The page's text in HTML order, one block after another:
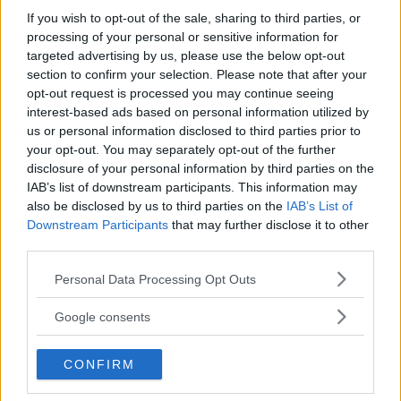
If you wish to opt-out of the sale, sharing to third parties, or
processing of your personal or sensitive information for
targeted advertising by us, please use the below opt-out
section to confirm your selection. Please note that after your
opt-out request is processed you may continue seeing
interest-based ads based on personal information utilized by
us or personal information disclosed to third parties prior to
your opt-out. You may separately opt-out of the further
disclosure of your personal information by third parties on the
IAB’s list of downstream participants. This information may
also be disclosed by us to third parties on the IAB’s List of
Downstream Participants that may further disclose it to other
Please note that this website/app uses one or more Google
not limited to your visit or usage behaviour. You may click to
use your data for below specified purposes in below Google
consent section.
Personal Data Processing Opt Outs
Google consents
CONFIRM
ormoni materni continua a passare
anche attraverso illatte, ed è per
questo che in alcuni casi l’acne può
durare più a lungo, anche diversi mesi.
Continua a leggere dopo la pubblicità
C’è poi un altro aspetto importante,
del sistema immunitario cutaneo
. La
completamente equilibrata nella sua
funzione di barriera. Questo può
provocare unaipersensibilità agli